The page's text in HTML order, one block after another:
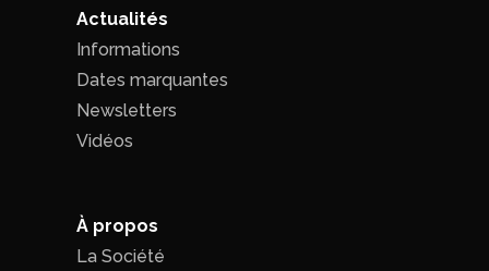
Actualités
Informations
Dates marquantes
Newsletters
Vidéos
À propos
La Société